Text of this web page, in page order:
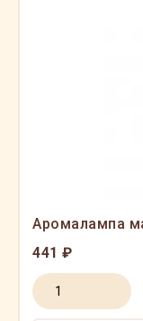
Аромалампа
441 ₽